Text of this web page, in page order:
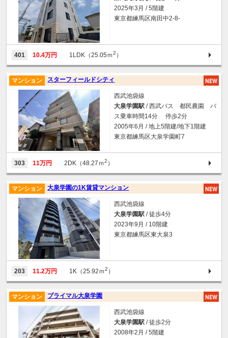
2025年3月 / 5階建
東京都練馬区南田中2-8-
401 10.4万円 1LDK（25.05ｍ2 ）
スターフィールドシティ
マンション
西武池袋線
大泉学園駅 / 西武バス 都民農園 バ
ス乗車時間14分 停歩2分
2005年6月 / 地上5階建/地下1階建
東京都練馬区大泉学園町7
303 11万円 2DK（48.27ｍ2 ）
大泉学園の1K賃貸マンション
マンション
西武池袋線
大泉学園駅 / 徒歩4分
2023年9月 / 10階建
東京都練馬区東大泉3
203 11.2万円 1K（25.92ｍ2 ）
プライマル大泉学園
マンション
西武池袋線
大泉学園駅 / 徒歩2分
2008年2月 / 5階建